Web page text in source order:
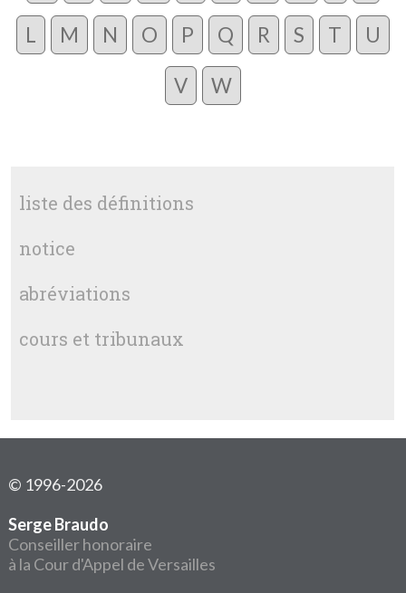
L M N O P Q R S T U
V W
liste des définitions
notice
abréviations
cours et tribunaux
© 1996-2026
Serge Braudo
Conseiller honoraire
à la Cour d'Appel de Versailles